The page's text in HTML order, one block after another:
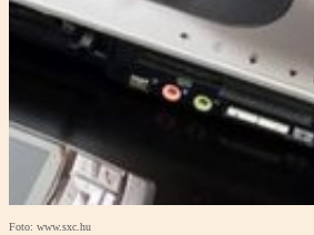
Foto: www.sxc.hu